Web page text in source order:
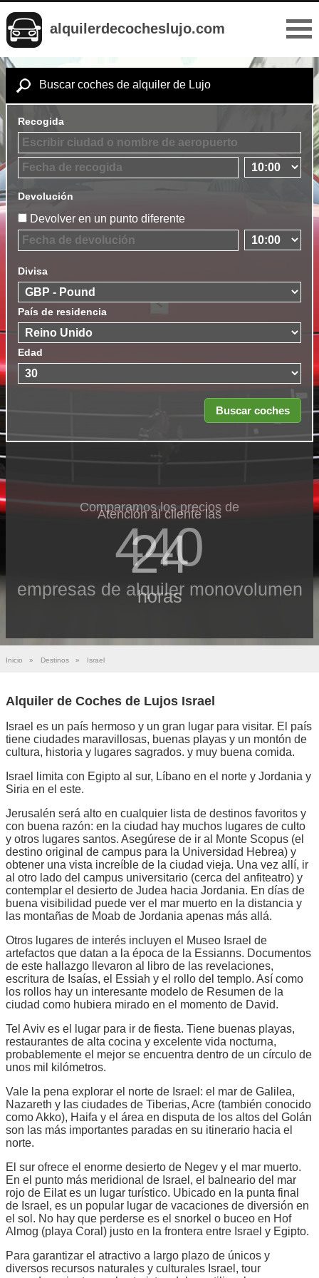
alquilerdecocheslujo.com
Buscar coches de alquiler de Lujo
Recogida
Devolución
Devolver en un punto diferente
Divisa
País de residencia
Edad
Comparamos los precios de
440
empresas de alquiler monovolumen
Atención al cliente las
24
horas
Inicio » Destinos » Israel
Alquiler de Coches de Lujos Israel
Israel es un país hermoso y un gran lugar para visitar. El país
tiene ciudades maravillosas, buenas playas y un montón de
cultura, historia y lugares sagrados. y muy buena comida.
Israel limita con Egipto al sur, Líbano en el norte y Jordania y
Siria en el este.
Jerusalén será alto en cualquier lista de destinos favoritos y
con buena razón: en la ciudad hay muchos lugares de culto
y otros lugares santos. Asegúrese de ir al Monte Scopus (el
destino original de campus para la Universidad Hebrea) y
obtener una vista increíble de la ciudad vieja. Una vez allí, ir
al otro lado del campus universitario (cerca del anfiteatro) y
contemplar el desierto de Judea hacia Jordania. En días de
buena visibilidad puede ver el mar muerto en la distancia y
las montañas de Moab de Jordania apenas más allá.
Otros lugares de interés incluyen el Museo Israel de
artefactos que datan a la época de la Essianns. Documentos
de este hallazgo llevaron al libro de las revelaciones,
escritura de Isaías, el Essiah y el rollo del templo. Así como
los rollos hay un interesante modelo de Resumen de la
ciudad como hubiera mirado en el momento de David.
Tel Aviv es el lugar para ir de fiesta. Tiene buenas playas,
restaurantes de alta cocina y excelente vida nocturna,
probablemente el mejor se encuentra dentro de un círculo de
unos mil kilómetros.
Vale la pena explorar el norte de Israel: el mar de Galilea,
Nazareth y las ciudades de Tiberias, Acre (también conocido
como Akko), Haifa y el área en disputa de los altos del Golán
son las más importantes paradas en su itinerario hacia el
norte.
El sur ofrece el enorme desierto de Negev y el mar muerto.
En el punto más meridional de Israel, el balneario del mar
rojo de Eilat es un lugar turístico. Ubicado en la punta final
de Israel, es un popular lugar de vacaciones de diversión en
el sol. No hay que perderse es el snorkel o buceo en Hof
Almog (playa Coral) justo en la frontera entre Israel y Egipto.
Para garantizar el atractivo a largo plazo de únicos y
diversos recursos naturales y culturales Israel, tour